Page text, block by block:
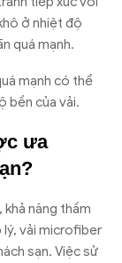
ở nhiệt độ
quá mạnh.
mạnh có thể
bền của vải.
ưa
năng thấm
lý, vải microfiber
sạn. Việc sử